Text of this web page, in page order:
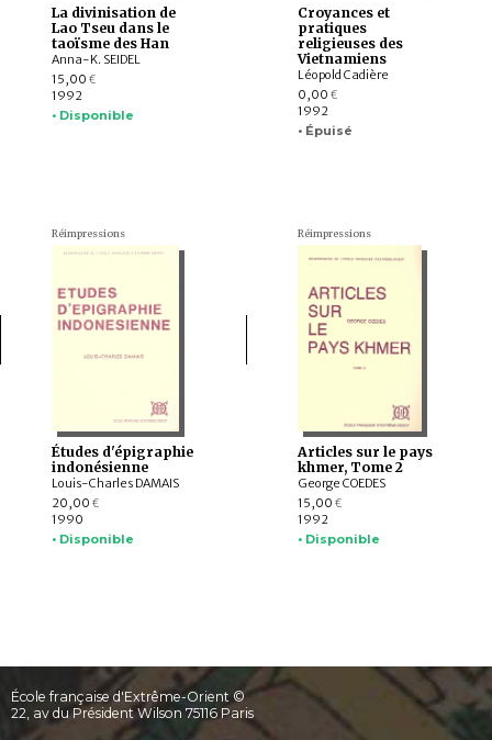
La divinisation de
Lao Tseu dans le
taoïsme des Han
Anna-K. SEIDEL
15,00 €
1992
• Disponible
Croyances et
pratiques
religieuses des
Vietnamiens
Léopold Cadière
0,00 €
1992
• Épuisé
Réimpressions
Études d'épigraphie
indonésienne
Louis-Charles DAMAIS
20,00 €
1990
• Disponible
Réimpressions
Articles sur le pays
khmer, Tome 2
George COEDES
15,00 €
1992
• Disponible
École française d'Extrême-Orient ©
22, av du Président Wilson 75116 Paris